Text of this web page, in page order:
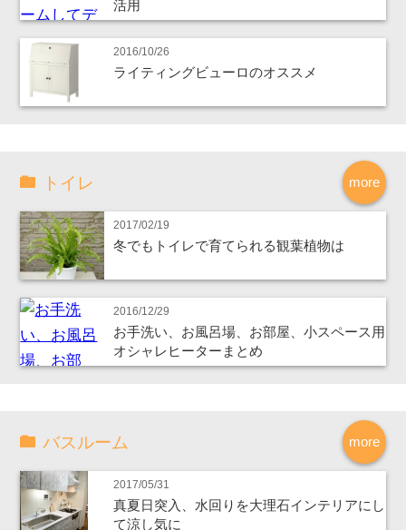
活用
2016/10/26
ライティングビューロのオススメ
more
トイレ
2017/02/19
冬でもトイレで育てられる観葉植物は
2016/12/29
お手洗い、お風呂場、お部屋、小スペース用
オシャレヒーターまとめ
more
バスルーム
2017/05/31
真夏日突入、水回りを大理石インテリアにし
て涼し気に